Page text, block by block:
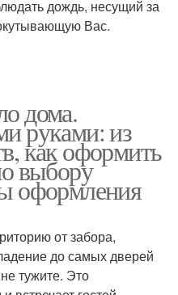
дождь, несущий за
Вас.
дома.
руками: из
как оформить
выбору
оформления
от забора,
до самых дверей
тужите. Это